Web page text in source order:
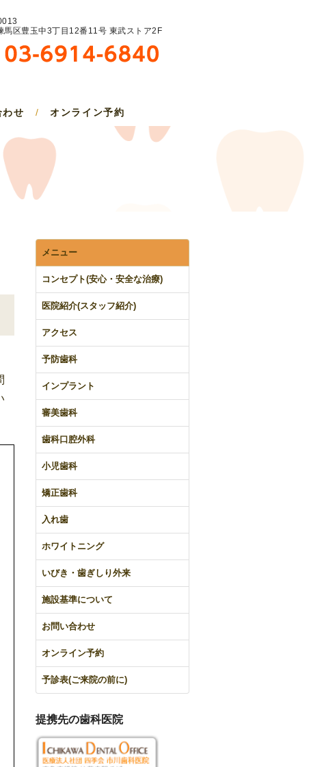
馬区豊玉中3丁目12番11号 東武ストア2F
わせ / オンライン予約
メニュー
コンセプト(安心・安全な治療)
医院紹介(スタッフ紹介)
アクセス
予防歯科
インプラント
審美歯科
歯科口腔外科
小児歯科
矯正歯科
入れ歯
ホワイトニング
いびき・歯ぎしり外来
施設基準について
お問い合わせ
オンライン予約
予診表(ご来院の前に)
提携先の歯科医院